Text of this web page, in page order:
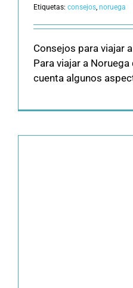
Etiquetas: consejos, noruega
Consejos para viajar
Para viajar a
cuenta algunos